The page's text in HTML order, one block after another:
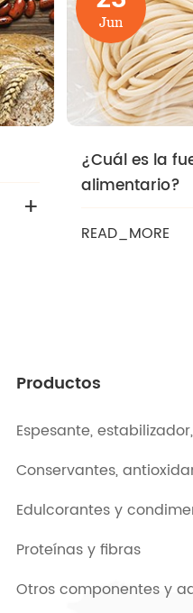
+
Jun
¿Cuál es la
alimentario?
READ_MORE
Productos
Espesante,
Conservantes,
Edulcorantes y
Proteínas y fibras
Otros componentes y